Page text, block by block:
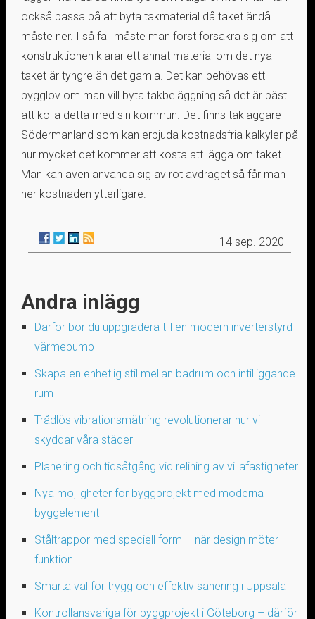
också passa på att byta takmaterial då taket ändå
måste ner. I så fall måste man först försäkra sig om att
konstruktionen klarar ett annat material om det nya
taket är tyngre än det gamla. Det kan behövas ett
bygglov om man vill byta takbeläggning så det är bäst
att kolla detta med sin kommun. Det finns takläggare i
Södermanland som kan erbjuda kostnadsfria kalkyler på
hur mycket det kommer att kosta att lägga om taket.
Man kan även använda sig av rot avdraget så får man
ner kostnaden ytterligare.
14 sep. 2020
Andra inlägg
Därför bör du uppgradera till en modern inverterstyrd
värmepump
Skapa en enhetlig stil mellan badrum och intilliggande
rum
Trådlös vibrationsmätning revolutionerar hur vi
skyddar våra städer
Planering och tidsåtgång vid relining av villafastigheter
Nya möjligheter för byggprojekt med moderna
byggelement
Ståltrappor med speciell form – när design möter
funktion
Smarta val för trygg och effektiv sanering i Uppsala
Kontrollansvariga för byggprojekt i Göteborg – därför